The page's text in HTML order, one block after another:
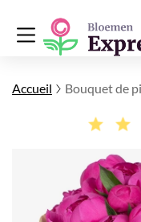
Accueil Bouquet de